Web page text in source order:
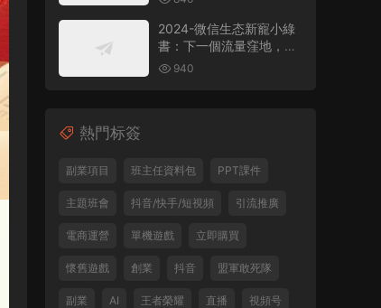
2024-微信生态新寵小綠
書：下一個流量窪地，粉
絲質量超高，日引
940
熱門标簽
副業項目 班主任資料包 PPT課件
主題班會 抖音/快手/短視頻 引流推廣
電商運營 單機遊戲 立即購買
懷舊遊戲 創業 抖音 盟軍敢死隊
副業 AI 王者榮耀 直播 視頻号